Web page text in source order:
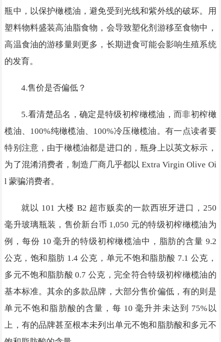
瓶中，以保护橄榄油，避免受到光线和紫外线的破坏。用
塑料物料盛装高油脂食物，会导致塑化剂游移至食物中，
高温食油的游移量则更多，长期进食可能会影响生殖系统
的发育。
4.售价是否偏低？
5.看清楚品名，确定是特级初榨橄榄油，而非初榨橄
榄油、100%纯橄榄油、100%冷压橄榄油。有一点读者要
特别注意，由于橄榄油都是进口的，瓶身上以英文标示，
为了混淆消费者，制造厂商几乎都以 Extra Virgin Olive Oi
l 蒙骗消费者。
就以 101 大楼 B2 超市贩卖的一款西班牙进口，250
毫升玻璃瓶装，售价新台币 1,050 元的特级初榨橄榄油为
例，每份 10 毫升的特级初榨橄榄油中，脂肪的含量 9.2
公克，饱和脂肪 1.4 公克，单元不饱和脂肪酸 7.1 公克，
多元不饱和脂肪酸 0.7 公克，完全符合特级初榨橄榄油的
基本标准。其余的多款品牌，大部分售价偏低，有的则是
单元不饱和脂肪酸的含量，每 10 毫升并未达到 75%以
上，有的品牌甚至根本未列出单元不饱和脂肪酸和多元不